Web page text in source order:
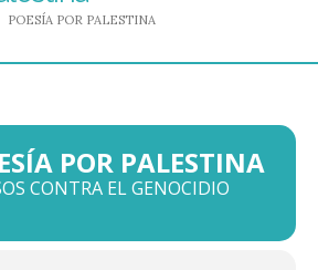
POESÍA POR PALESTINA
POR PALESTINA
CONTRA EL GENOCIDIO